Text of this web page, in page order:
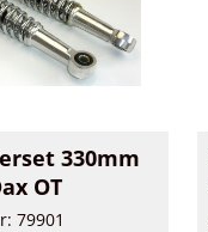
330mm
OT
79901